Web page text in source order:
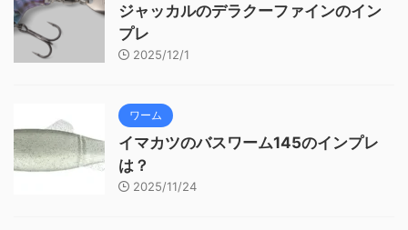
ジャッカルのデラクーファインのイン
プレ
2025/12/1
ワーム
イマカツのバスワーム145のインプレ
は？
2025/11/24